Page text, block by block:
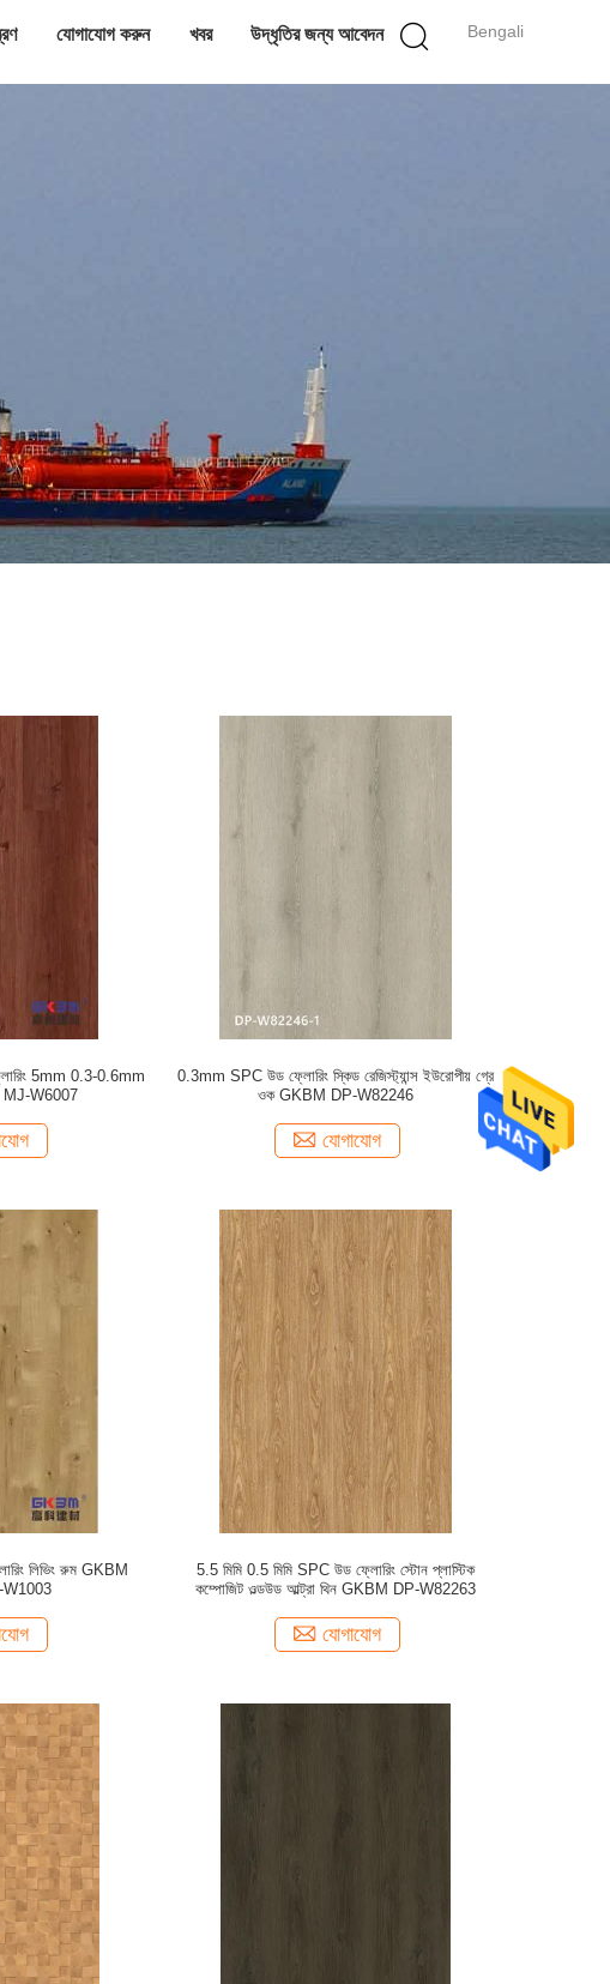
Bengali
যোগাযোগ করুন খবর উদ্ধৃতির জন্য আবেদন
5mm 0.3-0.6mm
W6007
0.3mm SPC উড ফ্লোরিং স্কিড রেজিস্ট্যান্স ইউরোপীয় গ্রে
ওক GKBM DP-W82246
যোগাযোগ
লিভিং রুম GKBM
5.5 মিমি 0.5 মিমি SPC উড ফ্লোরিং স্টোন প্লাস্টিক
কম্পোজিট ওল্ডউড আল্ট্রা থিন GKBM DP-W82263
যোগাযোগ